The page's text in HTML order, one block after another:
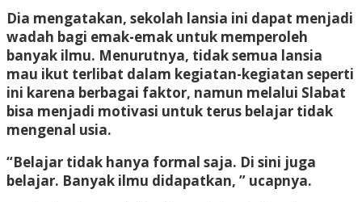
Dia mengatakan, sekolah lansia ini dapat menjadi
wadah bagi emak-emak untuk memperoleh
banyak ilmu. Menurutnya, tidak semua lansia
mau ikut terlibat dalam kegiatan-kegiatan seperti
ini karena berbagai faktor, namun melalui Slabat
bisa menjadi motivasi untuk terus belajar tidak
mengenal usia.
“Belajar tidak hanya formal saja. Di sini juga
belajar. Banyak ilmu didapatkan, ” ucapnya.